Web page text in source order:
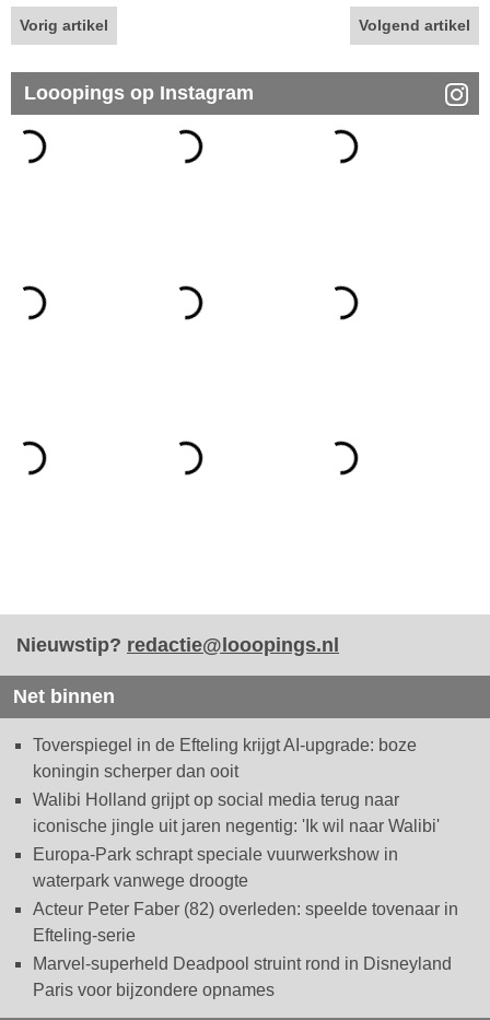
Vorig artikel Volgend artikel
Looopings op Instagram
Nieuwstip? redactie@looopings.nl
Net binnen
Toverspiegel in de Efteling krijgt AI-upgrade: boze
koningin scherper dan ooit
Walibi Holland grijpt op social media terug naar
iconische jingle uit jaren negentig: 'Ik wil naar Walibi'
Europa-Park schrapt speciale vuurwerkshow in
waterpark vanwege droogte
Acteur Peter Faber (82) overleden: speelde tovenaar in
Efteling-serie
Marvel-superheld Deadpool struint rond in Disneyland
Paris voor bijzondere opnames